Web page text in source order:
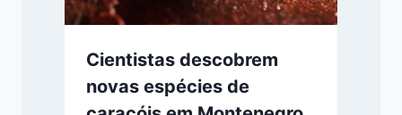
Cientistas descobrem
novas espécies de